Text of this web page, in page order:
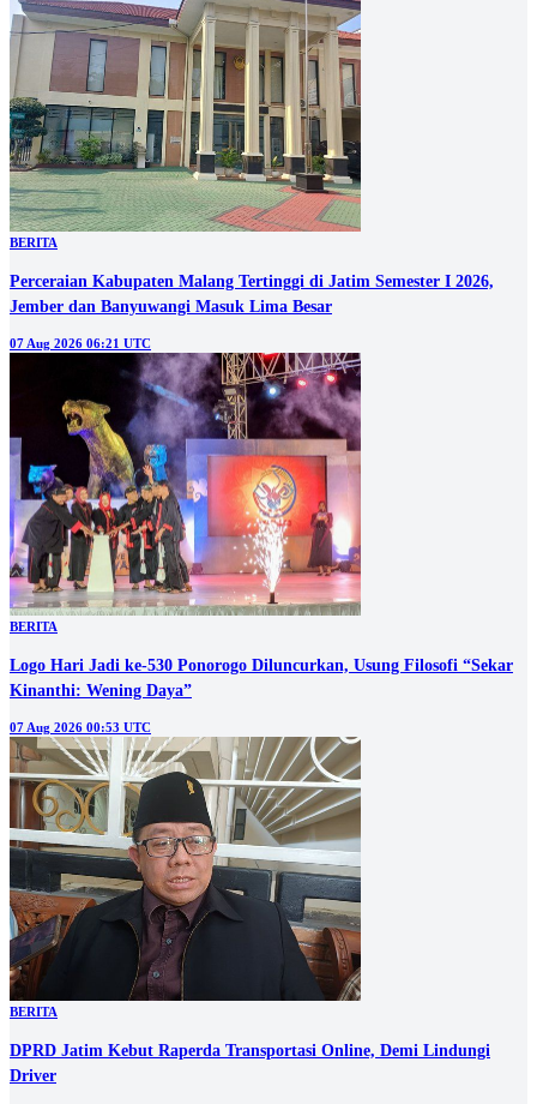
BERITA
Perceraian Kabupaten Malang Tertinggi di Jatim Semester I 2026,
Jember dan Banyuwangi Masuk Lima Besar
07 Aug 2026 06:21 UTC
BERITA
Logo Hari Jadi ke-530 Ponorogo Diluncurkan, Usung Filosofi “Sekar
Kinanthi: Wening Daya”
07 Aug 2026 00:53 UTC
BERITA
DPRD Jatim Kebut Raperda Transportasi Online, Demi Lindungi
Driver